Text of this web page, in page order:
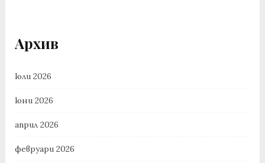
Архив
юли 2026
юни 2026
април 2026
февруари 2026